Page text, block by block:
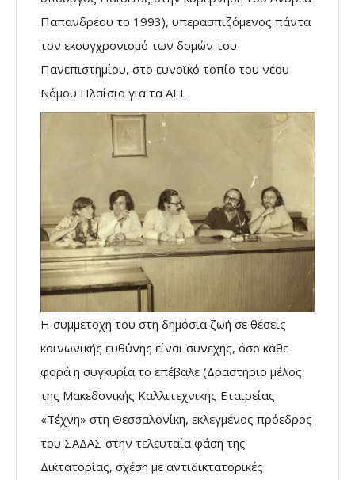
Παπανδρέου το 1993), υπερασπιζόμενος πάντα
τον εκσυγχρονισμό των δομών του
Πανεπιστημίου, στο ευνοϊκό τοπίο του νέου
Νόμου Πλαίσιο για τα ΑΕΙ.
Η συμμετοχή του στη δημόσια ζωή σε θέσεις
κοινωνικής ευθύνης είναι συνεχής, όσο κάθε
φορά η συγκυρία το επέβαλε (Δραστήριο μέλος
της Μακεδονικής Καλλιτεχνικής Εταιρείας
«Τέχνη» στη Θεσσαλονίκη, εκλεγμένος πρόεδρος
του ΣΑΔΑΣ στην τελευταία φάση της
Δικτατορίας, σχέση με αντιδικτατορικές